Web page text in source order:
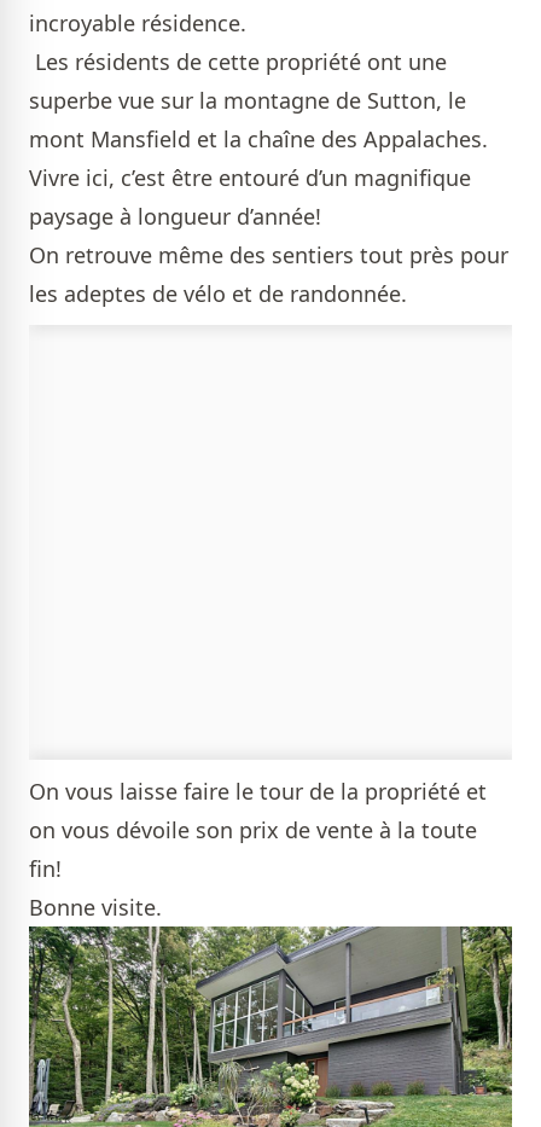
incroyable résidence.
Les résidents de cette propriété ont une
superbe vue sur la montagne de Sutton, le
mont Mansfield et la chaîne des Appalaches.
Vivre ici, c’est être entouré d’un magnifique
paysage à longueur d’année!
On retrouve même des sentiers tout près pour
les adeptes de vélo et de randonnée.
On vous laisse faire le tour de la propriété et
on vous dévoile son prix de vente à la toute
fin!
Bonne visite.